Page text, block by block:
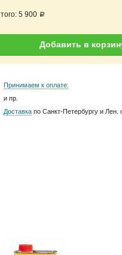
5 900 a
Добавить в
Принимаем к оплате:
и пр.
Доставка по Санкт-Петербургу и Лен.